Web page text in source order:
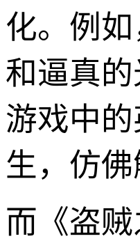
化。例
和逼真
游戏中
生，仿佛
而《盗